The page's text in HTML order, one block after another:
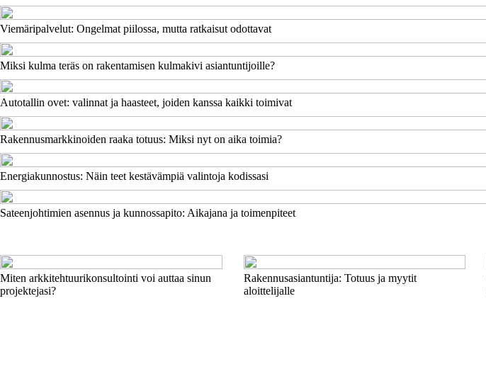
Viemäripalvelut: Ongelmat piilossa, mutta ratkaisut odottavat
Miksi kulma teräs on rakentamisen kulmakivi asiantuntijoille?
Autotallin ovet: valinnat ja haasteet, joiden kanssa kaikki toimivat
Rakennusmarkkinoiden raaka totuus: Miksi nyt on aika toimia?
Energiakunnostus: Näin teet kestävämpiä valintoja kodissasi
Sateenjohtimien asennus ja kunnossapito: Aikajana ja toimenpiteet
Miten arkkitehtuurikonsultointi voi auttaa sinun
projektejasi?
Rakennusasiantuntija: Totuus ja myytit
aloittelijalle